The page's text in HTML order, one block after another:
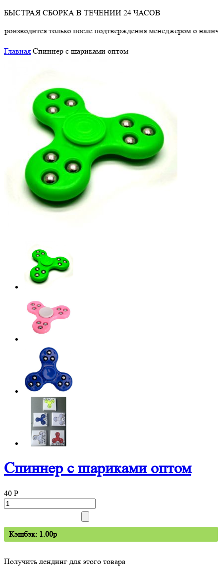
БЫСТРАЯ СБОРКА В ТЕЧЕНИИ 24 ЧАСОВ
только после подтверждения менеджером о наличии
Главная Спиннер с шариками оптом
Спиннер с шариками оптом
40 P
Кэшбэк: 1.00p
Получить лендинг для этого товара